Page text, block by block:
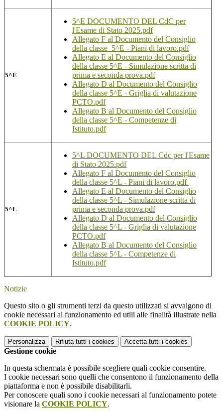
5^E
5^E DOCUMENTO DEL CdC per
l'Esame di Stato 2025.pdf
Allegato F al Documento del Consiglio
della classe 5^E - Piani di lavoro.pdf
Allegato E al Documento del Consiglio
della classe 5^E - Simulazione scritta di
prima e seconda prova.pdf
Allegato D al Documento del Consiglio
della classe 5^E - Griglia di valutazione
PCTO.pdf
Allegato B al Documento del Consiglio
della classe 5^E - Competenze di
Istituto.pdf
5^L
5^L DOCUMENTO DEL Cdc per l'Esame
di Stato 2025.pdf
Allegato F al Documento del Consiglio
della classe 5^L - Piani di lavoro.pdf
Allegato E al Documento del Consiglio
della classe 5^L - Simulazione scritta di
prima e seconda prova.pdf
Allegato D al Documento del Consiglio
della classe 5^L - Griglia di valutazione
PCTO.pdf
Allegato B al Documento del Consiglio
della classe 5^L - Competenze di
Istituto.pdf
Notizie
Questo sito o gli strumenti terzi da questo utilizzati si avvalgono di
cookie necessari al funzionamento ed utili alle finalità illustrate nella
COOKIE POLICY.
Personalizza Rifiuta tutti i cookies Accetta tutti i cookies
Gestione cookie
In questa schermata è possibile scegliere quali cookie consentire.
I cookie necessari sono quelli che consentono il funzionamento della
piattaforma e non è possibile disabilitarli.
Per conoscere quali sono i cookie necessari al funzionamento potete
visionare la COOKIE POLICY.